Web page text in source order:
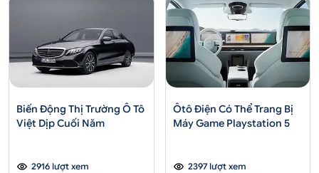
Biến Động Thị Trường Ô Tô
Việt Dịp Cuối Năm
2916 lượt xem
Ôtô Điện Có Thể Trang Bị
Máy Game Playstation 5
2397 lượt xem